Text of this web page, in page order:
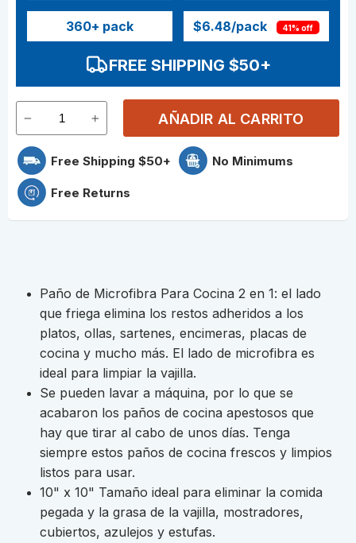
360+ pack $6.48/pack 41% off
FREE SHIPPING $50+
AÑADIR AL CARRITO
Free Shipping $50+ No Minimums
Free Returns
Paño de Microfibra Para Cocina 2 en 1: el lado
que friega elimina los restos adheridos a los
platos, ollas, sartenes, encimeras, placas de
cocina y mucho más. El lado de microfibra es
ideal para limpiar la vajilla.
Se pueden lavar a máquina, por lo que se
acabaron los paños de cocina apestosos que
hay que tirar al cabo de unos días. Tenga
siempre estos paños de cocina frescos y limpios
listos para usar.
10" x 10" Tamaño ideal para eliminar la comida
pegada y la grasa de la vajilla, mostradores,
cubiertos, azulejos y estufas.